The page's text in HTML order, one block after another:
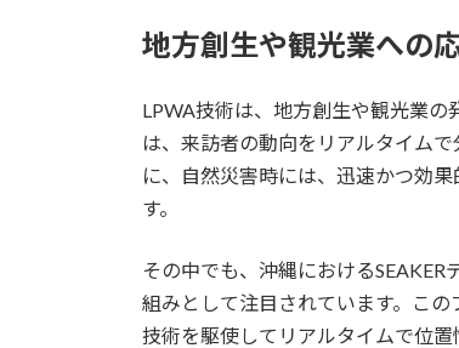
地方創生や観光業への
LPWA技術は、地方創生や観光業
は、来訪者の動向をリアルタイム
に、自然災害時には、迅速かつ効
す。
その中でも、沖縄における
組みとして注目されています。こ
技術を駆使してリアルタイムで位